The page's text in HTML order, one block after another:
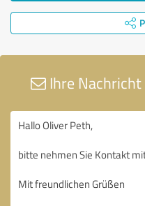
Ihre Nachricht